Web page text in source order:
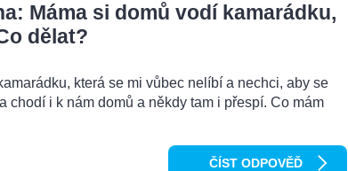
Máma si domů vodí kamarádku,
dělat?
která se mi vůbec nelíbí a nechci, aby se
chodí i k nám domů a někdy tam i přespí. Co mám
ČÍST ODPOVĚĎ